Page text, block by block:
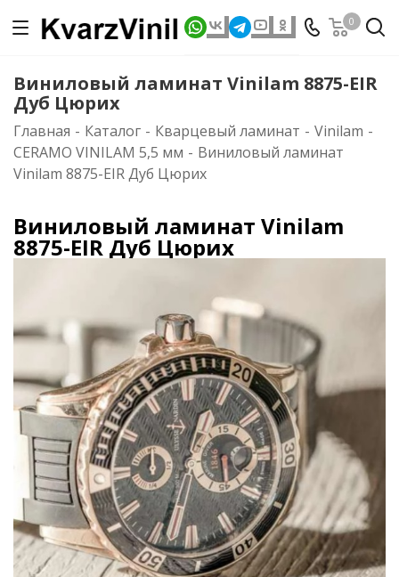
0
Виниловый ламинат Vinilam 8875-EIR
Дуб Цюрих
Главная - Каталог - Кварцевый ламинат - Vinilam -
CERAMO VINILAM 5,5 мм - Виниловый ламинат
Vinilam 8875-EIR Дуб Цюрих
Виниловый ламинат Vinilam
8875-EIR Дуб Цюрих